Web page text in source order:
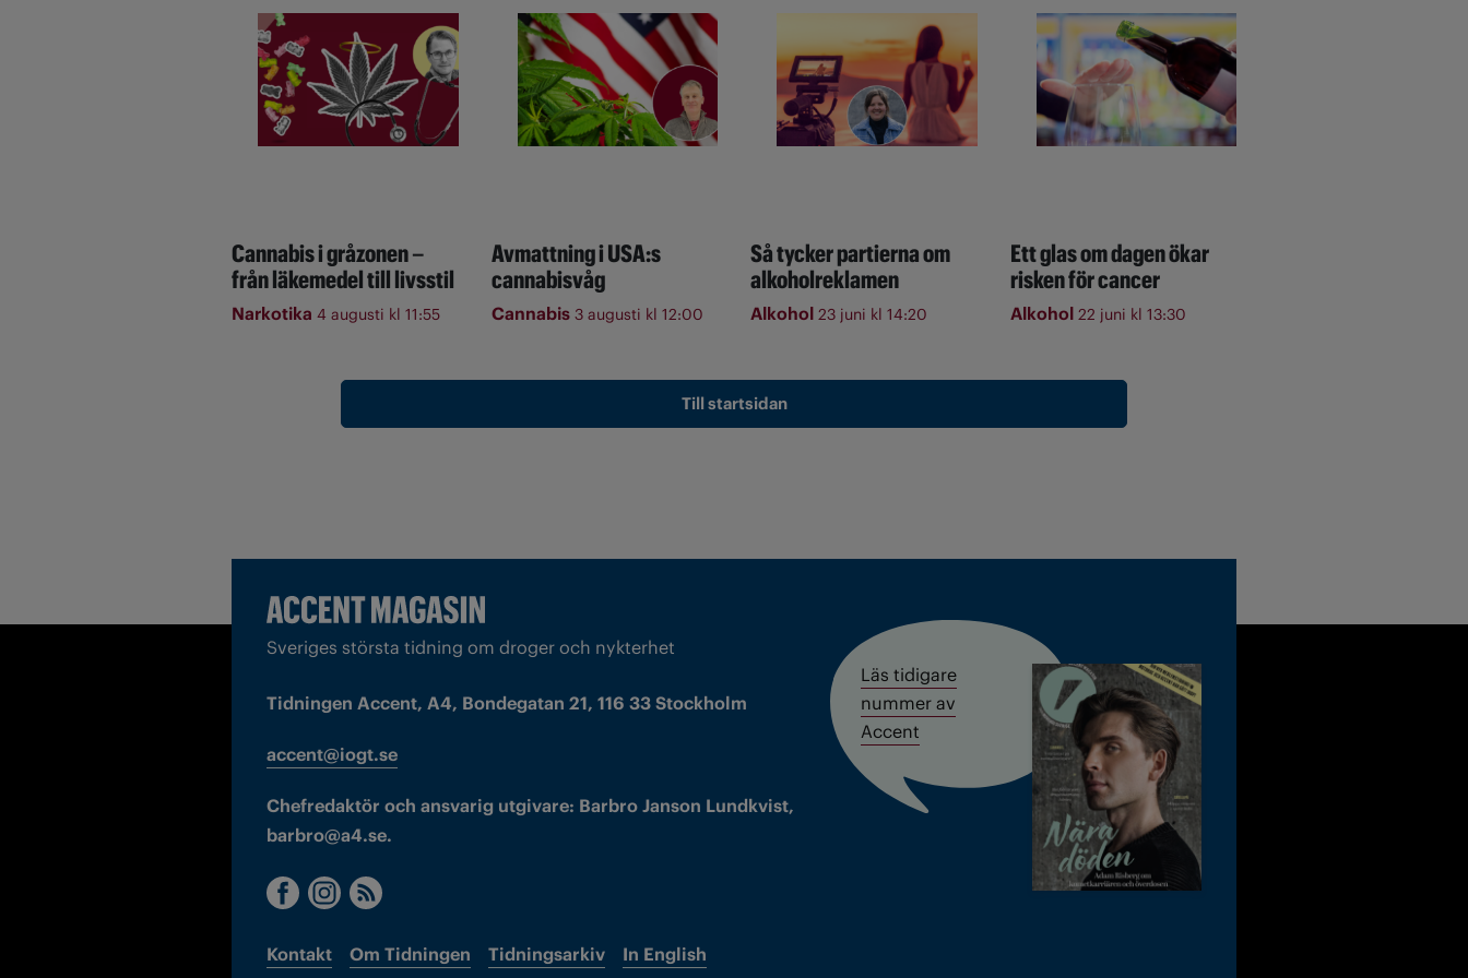
Cannabis i gråzonen –
från läkemedel till livsstil
Narkotika 4 augusti kl 11:55
Avmattning i USA:s
cannabisvåg
Cannabis 3 augusti kl 12:00
Så tycker partierna om
alkoholreklamen
Alkohol 23 juni kl 14:20
Ett glas om dagen ökar
risken för cancer
Alkohol 22 juni kl 13:30
Till startsidan
Sveriges största tidning om droger och nykterhet
Tidningen Accent, A4, Bondegatan 21, 116 33 Stockholm
accent@iogt.se
Chefredaktör och ansvarig utgivare: Barbro Janson Lundkvist,
barbro@a4.se.
Kontakt Om Tidningen Tidningsarkiv In English
Läs tidigare
nummer av
Accent